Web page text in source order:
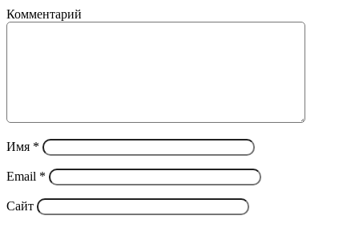
Комментарий
Имя *
Email *
Сайт